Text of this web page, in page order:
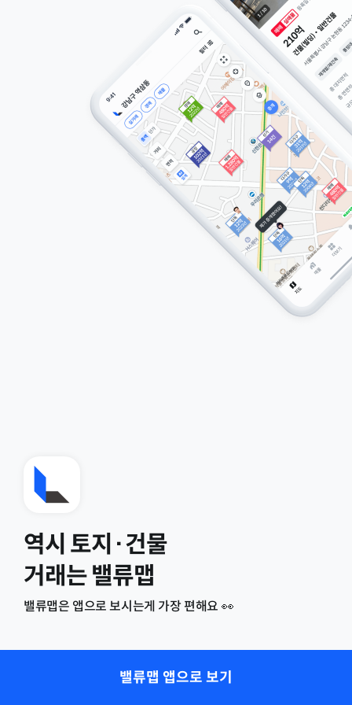
역시 토지·건물
거래는 밸류맵
밸류맵은 앱으로 보시는게 가장 편해요 👀
밸류맵 앱으로 보기